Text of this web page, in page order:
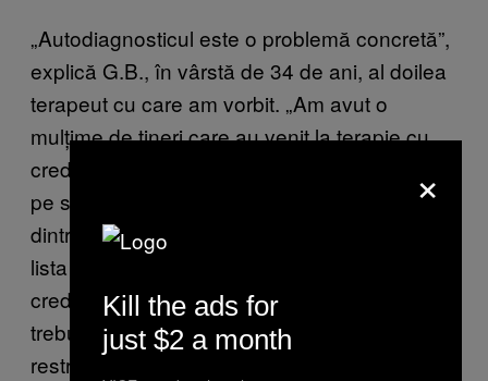
„Autodiagnosticul este o problemă concretă”,
explică G.B., în vârstă de 34 de ani, al doilea
terapeut cu care am vorbit. „Am avut o
mulțime de tineri care au venit la terapie cu
credința că sunt într-o
pe social media cum să o recunoască. Unul
dintre ei chiar mi-a dat o listă cu indicatorii. Și
lista era cuprinzătoare. Genul ăsta de
credințe sunt dificil de scos din pacient,
trebuie să faci o întreagă muncă de
restructurare ca să ștergi acea etichetă pusă
×
Kill the ads for
just $2 a month